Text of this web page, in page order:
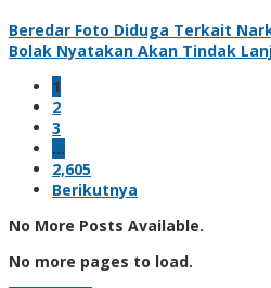
Beredar Foto Diduga Terkait
Bolak Nyatakan Akan Tindak
1
2
3
…
2,605
Berikutnya
No More Posts Available.
No more pages to load.